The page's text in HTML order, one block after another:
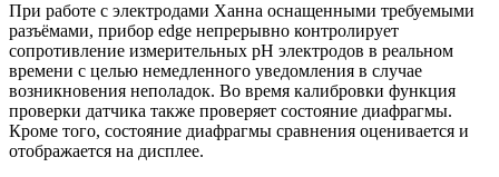
При работе с электродами Ханна оснащенными требуемыми
разъёмами, прибор edge непрерывно контролирует
сопротивление измерительных рН электродов в реальном
времени с целью немедленного уведомления в случае
возникновения неполадок. Во время калибровки функция
проверки датчика также проверяет состояние диафрагмы.
Кроме того, состояние диафрагмы сравнения оценивается и
отображается на дисплее.